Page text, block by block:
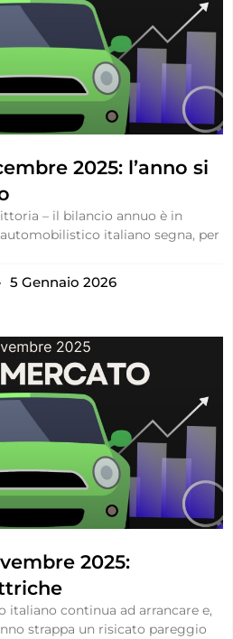
2025: l’anno si
– il bilancio annuo è in
italiano segna, per
5 Gennaio 2026
2025:
continua ad arrancare e,
strappa un risicato pareggio